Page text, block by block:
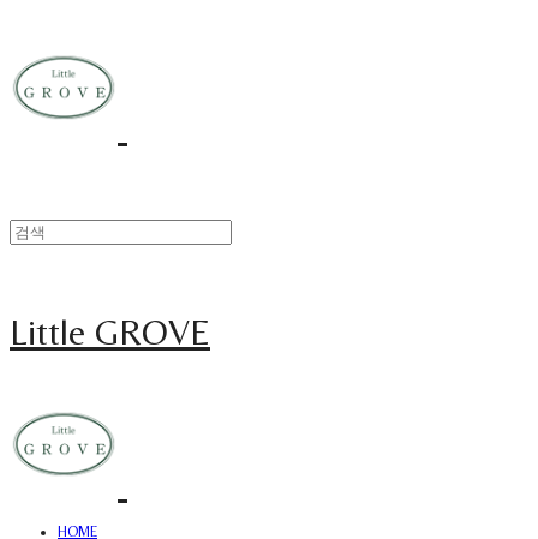
Little GROVE
HOME